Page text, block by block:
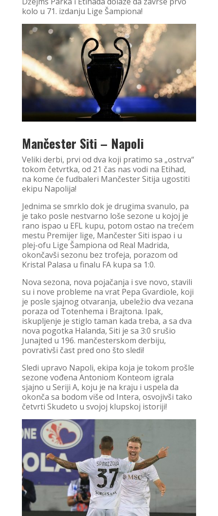
kolo u 71. izdanju Lige Šampiona!
Mančester Siti – Napoli
Veliki derbi, prvi od dva koji pratimo sa „ostrva“
tokom četvrtka, od 21 čas nas vodi na Etihad,
na kome će fudbaleri Mančester Sitija ugostiti
ekipu Napolija!
Jednima se smrklo dok je drugima svanulo, pa
je tako posle nestvarno loše sezone u kojoj je
rano ispao u EFL kupu, potom ostao na trećem
mestu Premijer lige, Mančester Siti ispao i u
plej-ofu Lige Šampiona od Real Madrida,
okončavši sezonu bez trofeja, porazom od
Kristal Palasa u finalu FA kupa sa 1:0.
Nova sezona, nova pojačanja i sve novo, stavili
su i nove probleme na vrat Pepa Gvardiole, koji
je posle sjajnog otvaranja, ubeležio dva vezana
poraza od Totenhema i Brajtona. Ipak,
iskupljenje je stiglo taman kada treba, a sa dva
nova pogotka Halanda, Siti je sa 3:0 srušio
Junajted u 196. mančesterskom derbiju,
povrativši čast pred ono što sledi!
Sledi upravo Napoli, ekipa koja je tokom prošle
sezone vođena Antoniom Konteom igrala
sjajno u Seriji A, koju je na kraju i uspela da
okonča sa bodom više od Intera, osvojivši tako
četvrti Skudeto u svojoj klupskoj istoriji!